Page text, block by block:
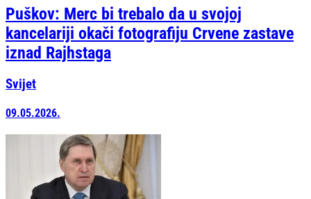
Puškov: Merc bi trebalo da u svojoj
kancelariji okači fotografiju Crvene zastave
iznad Rajhstaga
Svijet
09.05.2026.